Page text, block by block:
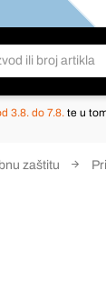
3.8. do 7.8. te u
zaštitu